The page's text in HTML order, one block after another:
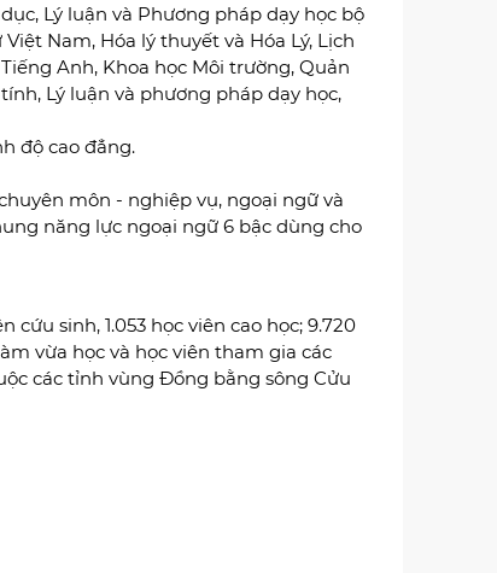
Lý luận và Phương pháp dạy học bộ
Nam, Hóa lý thuyết và Hóa Lý, Lịch
Anh, Khoa học Môi trường, Quản
Lý luận và phương pháp dạy học,
độ cao đẳng.
môn - nghiệp vụ, ngoại ngữ và
năng lực ngoại ngữ 6 bậc dùng cho
sinh, 1.053 học viên cao học; 9.720
vừa học và học viên tham gia các
các tỉnh vùng Đồng bằng sông Cửu